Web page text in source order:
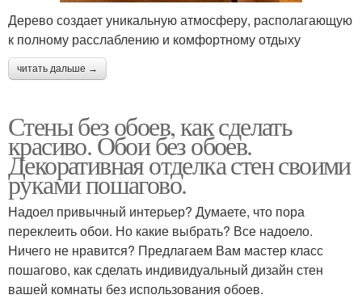
Дерево создает уникальную атмосферу, располагающую
к полному расслаблению и комфортному отдыху
читать дальше →
Стены без обоев, как сделать
красиво. Обои без обоев.
Декоративная отделка стен своими
руками пошагово.
Надоел привычный интерьер? Думаете, что пора
переклеить обои. Но какие выбрать? Все надоело.
Ничего не нравится? Предлагаем Вам мастер класс
пошагово, как сделать индивидуальный дизайн стен
вашей комнаты без использования обоев.